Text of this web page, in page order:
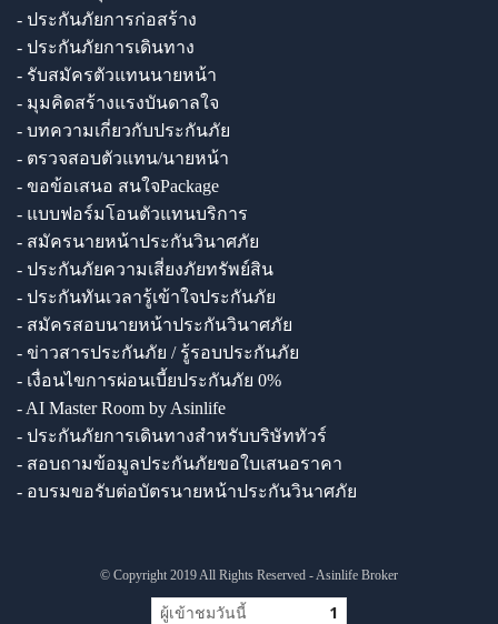
- ประกันภัยการก่อสร้าง
- ประกันภัยการเดินทาง
- รับสมัครตัวแทนนายหน้า
- มุมคิดสร้างแรงบันดาลใจ
- บทความเกี่ยวกับประกันภัย
- ตรวจสอบตัวแทน/นายหน้า
- ขอข้อเสนอ สนใจPackage
- แบบฟอร์มโอนตัวแทนบริการ
- สมัครนายหน้าประกันวินาศภัย
- ประกันภัยความเสี่ยงภัยทรัพย์สิน
- ประกันทันเวลารู้เข้าใจประกันภัย
- สมัครสอบนายหน้าประกันวินาศภัย
- ข่าวสารประกันภัย / รู้รอบประกันภัย
- เงื่อนไขการผ่อนเบี้ยประกันภัย 0%
- AI Master Room by Asinlife
- ประกันภัยการเดินทางสำหรับบริษัททัวร์
- สอบถามข้อมูลประกันภัยขอใบเสนอราคา
- อบรมขอรับต่อบัตรนายหน้าประกันวินาศภัย
© Copyright 2019 All Rights Reserved - Asinlife Broker
ผู้เข้าชมวันนี้ 1